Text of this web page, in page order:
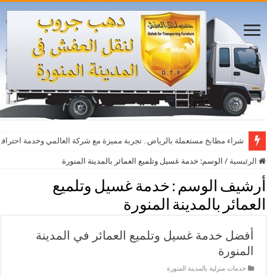
شراء مطابخ مستعملة بالرياض.. تجربة مميزة مع شركة العالمي وخدمة
الرئيسية / الوسم: خدمة غسيل وتلميع العمائر بالمدينة المنورة
أرشيف الوسم : خدمة غسيل وتلميع
العمائر بالمدينة المنورة
أفضل خدمة غسيل وتلميع العمائر في المدينة
المنورة
خدمات منزلية بالمدينة المنورة